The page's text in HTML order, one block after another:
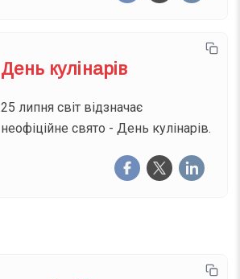
День кулінарів
25 липня світ відзначає
неофіційне свято - День кулінарів.